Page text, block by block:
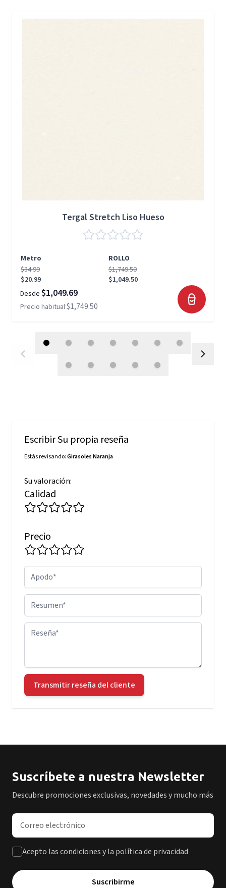
Tergal Stretch Liso Hueso
Metro
ROLLO
$34.99
$20.99
$1,749.50
$1,049.50
Desde $1,049.69
Precio habitual$1,749.50
Escribir Su propia reseña
Estás revisando:Girasoles Naranja
Su valoración:
Calidad
Precio
Apodo
Resumen
Reseña
Transmitir reseña del cliente
Suscríbete a nuestra Newsletter
Descubre promociones exclusivas, novedades y mucho más
Dirección de correo electrónico
Acepto las condiciones y la política de privacidad
Suscribirme